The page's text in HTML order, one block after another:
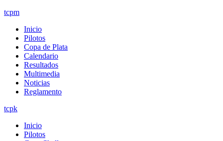
tcpm
Inicio
Pilotos
Copa de Plata
Calendario
Resultados
Multimedia
Noticias
Reglamento
tcpk
Inicio
Pilotos